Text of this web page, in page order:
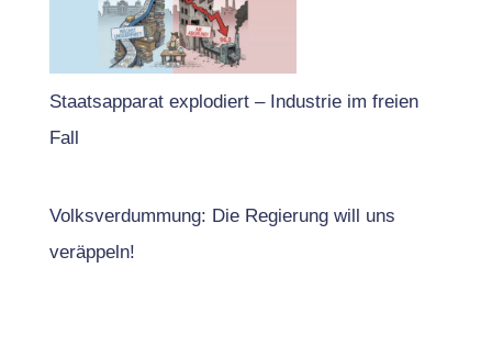
Staatsapparat explodiert – Industrie im freien
Fall
Volksverdummung: Die Regierung will uns
veräppeln!